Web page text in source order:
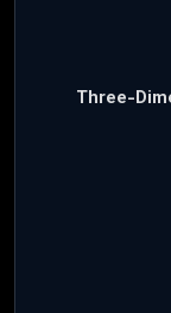
Three-